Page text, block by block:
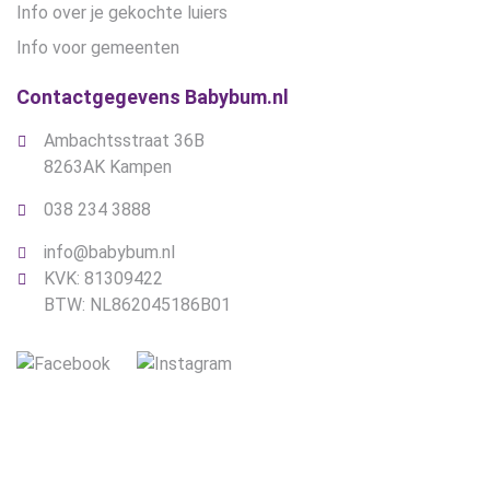
Info over je gekochte luiers
Info voor gemeenten
Contactgegevens Babybum.nl
Ambachtsstraat 36B
8263AK Kampen
038 234 3888
info@babybum.nl
KVK: 81309422
BTW: NL862045186B01